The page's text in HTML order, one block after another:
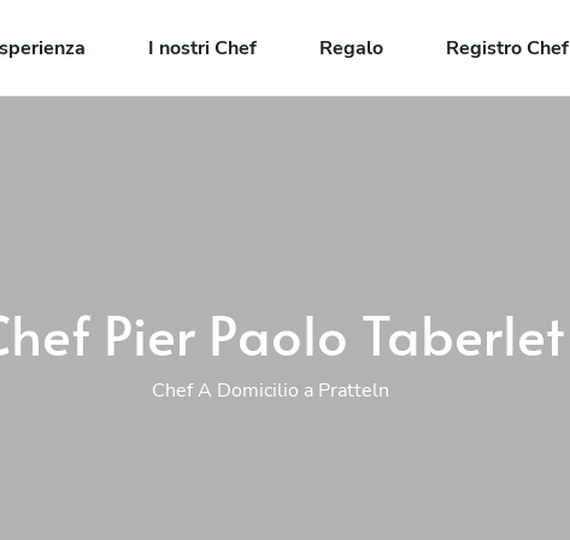
I nostri Chef Regalo Registro Chef
Pier Paolo Taberlet
Chef A Domicilio a Pratteln